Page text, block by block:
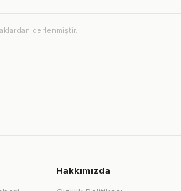
derlenmiştir.
Hakkımızda